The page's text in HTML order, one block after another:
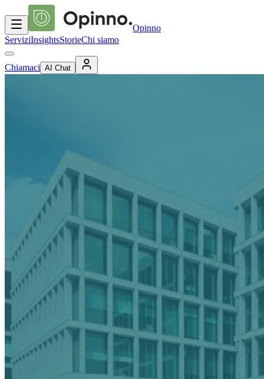
Opinno
ServiziInsightsStorieChi siamo
Chiamaci AI Chat